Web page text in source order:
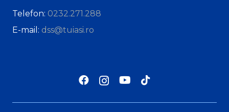
Telefon: 0232.271.288
E-mail: dss@tuiasi.ro